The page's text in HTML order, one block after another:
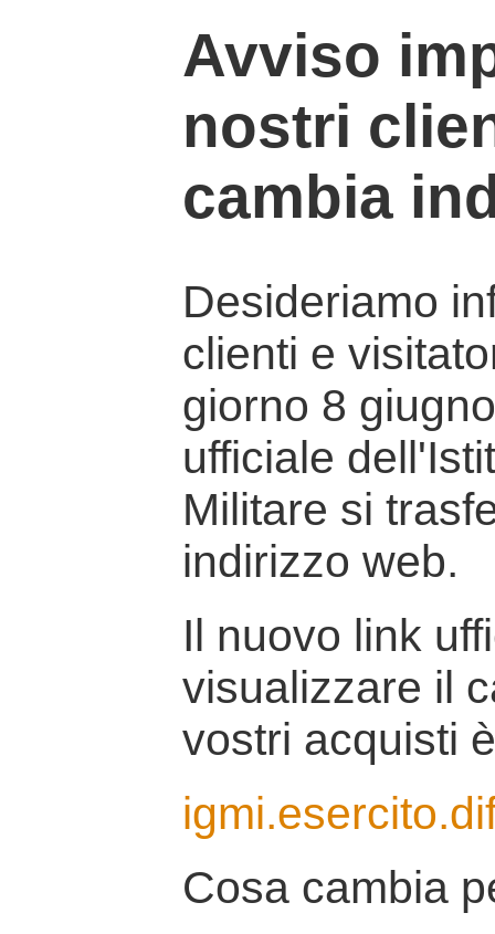
Avviso
nostri
cambia
Desideriamo
clienti e
giorno 8
ufficiale
Militare si
indirizzo web.
Il nuovo link
visualizzare il
vostri acquisti
Cosa cambia